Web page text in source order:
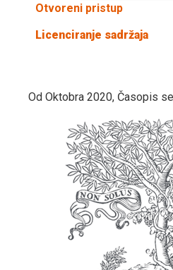
Otvoreni pristup
Licenciranje sadržaja
Od Oktobra 2020, Časopis